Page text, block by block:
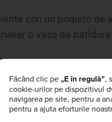
con un poquito de
o vaso de
no queden grumitos.
hasta la mitad
el interior y lo ponemos
Făcând clic pe „E în regulă",
cookie-urilor pe dispozitivul
navigarea pe site, pentru a
pentru a ajuta eforturile